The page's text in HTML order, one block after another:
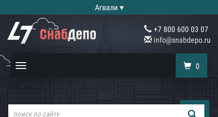
Агвали ▾
+7 800 600 03 07
info@snabdepo.ru
Toggle
0